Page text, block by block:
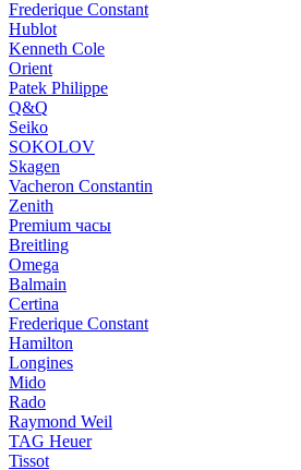
Frederique Constant
Hublot
Kenneth Cole
Orient
Patek Philippe
Q&Q
Seiko
SOKOLOV
Skagen
Vacheron Constantin
Zenith
Premium часы
Breitling
Omega
Balmain
Certina
Frederique Constant
Hamilton
Longines
Mido
Rado
Raymond Weil
TAG Heuer
Tissot